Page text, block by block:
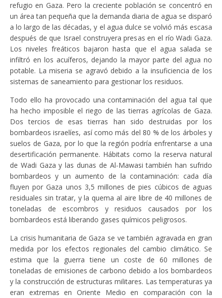
refugio en Gaza. Pero la creciente población se concentró en
un área tan pequeña que la demanda diaria de agua se disparó
a lo largo de las décadas, y el agua dulce se volvió más escasa
después de que Israel construyera presas en el río Wadi Gaza.
Los niveles freáticos bajaron hasta que el agua salada se
infiltró en los acuíferos, dejando la mayor parte del agua no
potable. La miseria se agravó debido a la insuficiencia de los
sistemas de saneamiento para gestionar los residuos.
Todo ello ha provocado una contaminación del agua tal que
ha hecho imposible el riego de las tierras agrícolas de Gaza.
Dos tercios de esas tierras han sido destruidas por los
bombardeos israelíes, así como más del 80 % de los árboles y
suelos de Gaza, por lo que la región podría enfrentarse a una
desertificación permanente. Hábitats como la reserva natural
de Wadi Gaza y las dunas de Al-Mawasi también han sufrido
bombardeos y un aumento de la contaminación: cada día
fluyen por Gaza unos 3,5 millones de pies cúbicos de aguas
residuales sin tratar, y la quema al aire libre de 40 millones de
toneladas de escombros y residuos causados por los
bombardeos está liberando gases químicos peligrosos.
La crisis humanitaria de Gaza se ve también agravada en gran
medida por los efectos regionales del cambio climático. Se
estima que la guerra tiene un coste de 60 millones de
toneladas de emisiones de carbono debido a los bombardeos
y la construcción de estructuras militares. Las temperaturas ya
eran extremas en Oriente Medio en comparación con la